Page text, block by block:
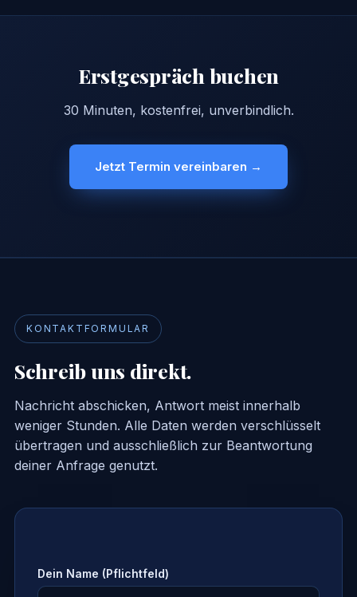
Erstgespräch buchen
30 Minuten, kostenfrei, unverbindlich.
Jetzt Termin vereinbaren →
KONTAKTFORMULAR
Schreib uns direkt.
Nachricht abschicken, Antwort meist innerhalb
weniger Stunden. Alle Daten werden verschlüsselt
übertragen und ausschließlich zur Beantwortung
deiner Anfrage genutzt.
Dein Name (Pflichtfeld)